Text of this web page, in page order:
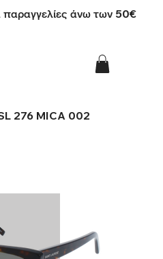
άνω των 50€
276 MICA 002